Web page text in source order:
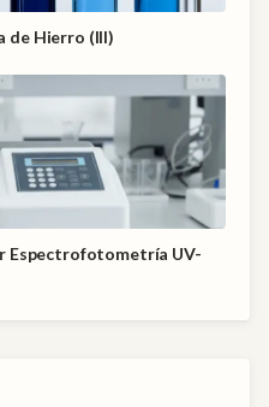
de Hierro (III)
Espectrofotometría UV-